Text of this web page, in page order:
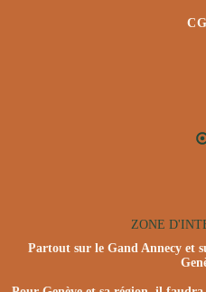
ZONE
Partout sur le Gand Annecy et